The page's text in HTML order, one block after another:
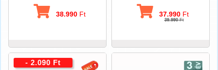
38.990 Ft 37.990 Ft
39.990Ft
- 2.090 Ft